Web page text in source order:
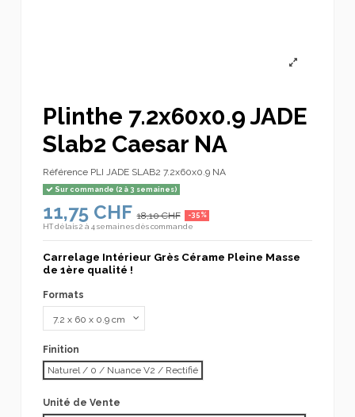
Plinthe 7.2x60x0.9 JADE
Slab2 Caesar NA
Référence PLI JADE SLAB2 7.2x60x0.9 NA
Sur commande (2 à 3 semaines)
11,75 CHF 18,10 CHF -35%
HTdélais 2 à 4 semaines dès commande
Carrelage Intérieur Grès Cérame Pleine Masse
de 1ère qualité !
Formats
Finition
Naturel / 0 / Nuance V2 / Rectifié
Unité de Vente